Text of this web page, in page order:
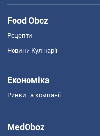
Food Oboz
Рецепти
Новини Кулінарії
Економіка
Ринки та компанії
MedOboz